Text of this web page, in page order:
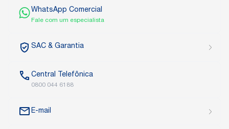
WhatsApp Comercial
Fale com um especialista
SAC & Garantia
Central Telefônica
0800 044 6188
E-mail